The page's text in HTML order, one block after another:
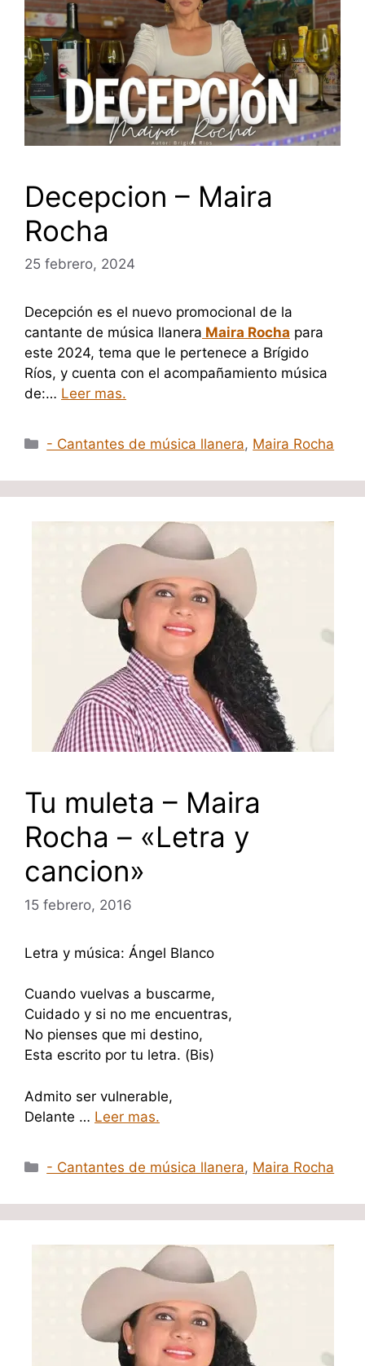
Decepcion – Maira
Rocha
25 febrero, 2024
Decepción es el nuevo promocional de la
cantante de música llanera Maira Rocha para
este 2024, tema que le pertenece a Brígido
Ríos, y cuenta con el acompañamiento música
de:… Leer mas.
Categorías
- Cantantes de música llanera, Maira Rocha
Tu muleta – Maira
Rocha – «Letra y
cancion»
15 febrero, 2016
Letra y música: Ángel Blanco
Cuando vuelvas a buscarme,
Cuidado y si no me encuentras,
No pienses que mi destino,
Esta escrito por tu letra. (Bis)
Admito ser vulnerable,
Delante … Leer mas.
Categorías
- Cantantes de música llanera, Maira Rocha